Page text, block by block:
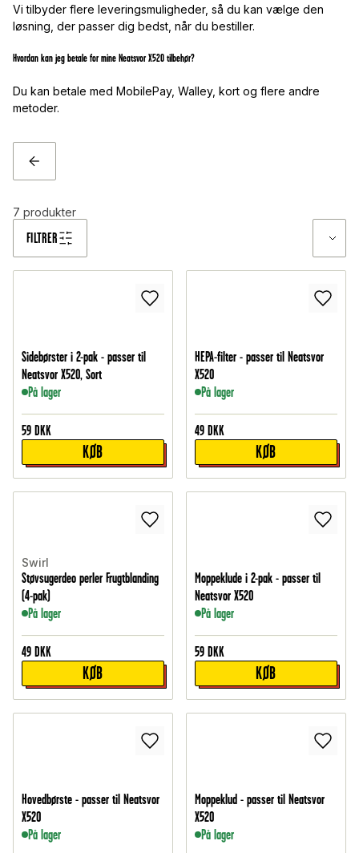
Vi tilbyder flere leveringsmuligheder, så du kan vælge den
løsning, der passer dig bedst, når du bestiller.
Hvordan kan jeg betale for mine Neatsvor X520 tilbehør?
Du kan betale med MobilePay, Walley, kort og flere andre
metoder.
TILBAGE
FILTRER
7 produkter
Sidebørster i 2-pak - passer til
Neatsvor X520, Sort
På lager
59 DKK
KØB
HEPA-filter - passer til Neatsvor
X520
På lager
49 DKK
KØB
Swirl
Støvsugerdeo perler Frugtblanding
(4-pak)
På lager
49 DKK
KØB
Moppeklude i 2-pak - passer til
Neatsvor X520
På lager
59 DKK
KØB
Hovedbørste - passer til Neatsvor
X520
På lager
Moppeklud - passer til Neatsvor
X520
På lager